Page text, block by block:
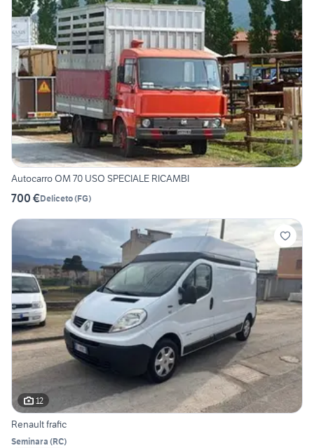
Autocarro OM 70 USO SPECIALE RICAMBI
700 €Deliceto(FG)
12
Renault frafic
Seminara (RC)